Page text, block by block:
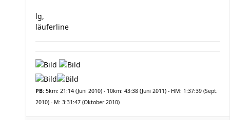
lg,
läuferline
PB: 5km: 21:14 (Juni 2010) - 10km: 43:38 (Juni 2011) - HM: 1:37:39 (Sept.
2010) - M: 3:31:47 (Oktober 2010)